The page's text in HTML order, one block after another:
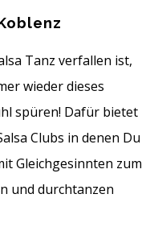
Tanz verfallen ist,
wieder dieses
spüren! Dafür bietet
Clubs in denen Du
Gleichgesinnten zum
und durchtanzen